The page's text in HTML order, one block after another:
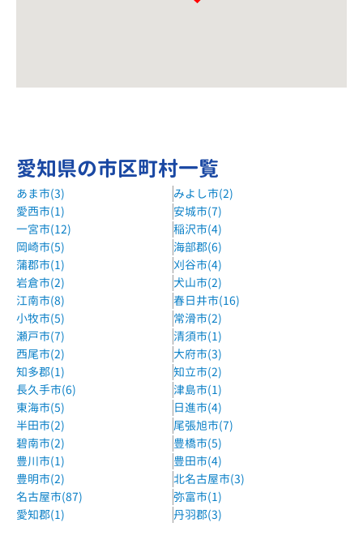
愛知県の市区町村一覧
あま市(3)
みよし市(2)
愛西市(1)
安城市(7)
一宮市(12)
稲沢市(4)
岡崎市(5)
海部郡(6)
蒲郡市(1)
刈谷市(4)
岩倉市(2)
犬山市(2)
江南市(8)
春日井市(16)
小牧市(5)
常滑市(2)
瀬戸市(7)
清須市(1)
西尾市(2)
大府市(3)
知多郡(1)
知立市(2)
長久手市(6)
津島市(1)
東海市(5)
日進市(4)
半田市(2)
尾張旭市(7)
碧南市(2)
豊橋市(5)
豊川市(1)
豊田市(4)
豊明市(2)
北名古屋市(3)
名古屋市(87)
弥富市(1)
愛知郡(1)
丹羽郡(3)